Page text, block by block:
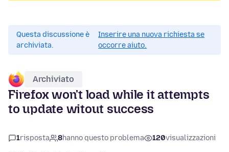
Questa discussione è
archiviata.
Inserire una nuova richiesta se
occorre aiuto.
Archiviato
Firefox won't load while it attempts
to update witout success
1risposta 8hanno questo problema 120visualizzazioni